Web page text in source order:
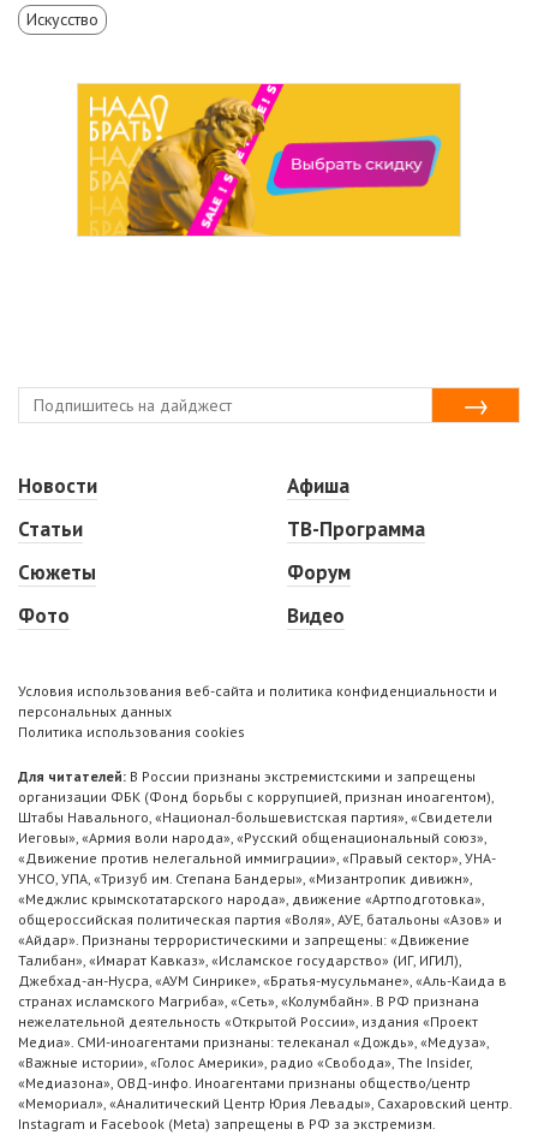
Искусство
Новости
Статьи
Сюжеты
Фото
Афиша
ТВ-Программа
Форум
Видео
Условия использования веб-сайта и политика конфиденциальности и
персональных данных
Политика использования cookies
Для читателей: В России признаны экстремистскими и запрещены
организации ФБК (Фонд борьбы с коррупцией, признан иноагентом),
Штабы Навального, «Национал-большевистская партия», «Свидетели
Иеговы», «Армия воли народа», «Русский общенациональный союз»,
«Движение против нелегальной иммиграции», «Правый сектор», УНА-
УНСО, УПА, «Тризуб им. Степана Бандеры», «Мизантропик дивижн»,
«Меджлис крымскотатарского народа», движение «Артподготовка»,
общероссийская политическая партия «Воля», АУЕ, батальоны «Азов» и
«Айдар». Признаны террористическими и запрещены: «Движение
Талибан», «Имарат Кавказ», «Исламское государство» (ИГ, ИГИЛ),
Джебхад-ан-Нусра, «АУМ Синрике», «Братья-мусульмане», «Аль-Каида в
странах исламского Магриба», «Сеть», «Колумбайн». В РФ признана
нежелательной деятельность «Открытой России», издания «Проект
Медиа». СМИ-иноагентами признаны: телеканал «Дождь», «Медуза»,
«Важные истории», «Голос Америки», радио «Свобода», The Insider,
«Медиазона», ОВД-инфо. Иноагентами признаны общество/центр
«Мемориал», «Аналитический Центр Юрия Левады», Сахаровский центр.
Instagram и Facebook (Metа) запрещены в РФ за экстремизм.